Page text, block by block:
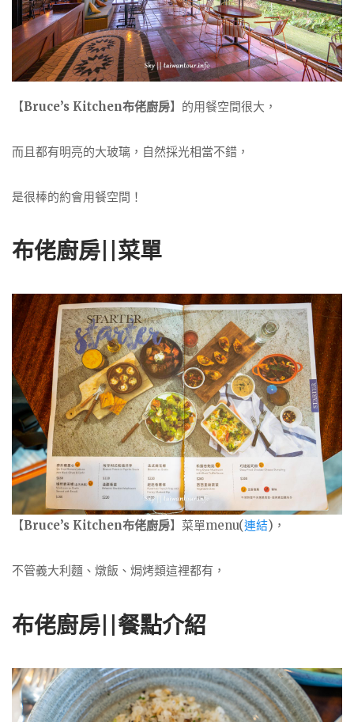
【Bruce’s Kitchen布佬廚房】的用餐空間很大，
而且都有明亮的大玻璃，自然採光相當不錯，
是很棒的約會用餐空間！
布佬廚房||菜單
【Bruce’s Kitchen布佬廚房】菜單menu(連結)，
不管義大利麵、燉飯、焗烤類這裡都有，
布佬廚房||餐點介紹